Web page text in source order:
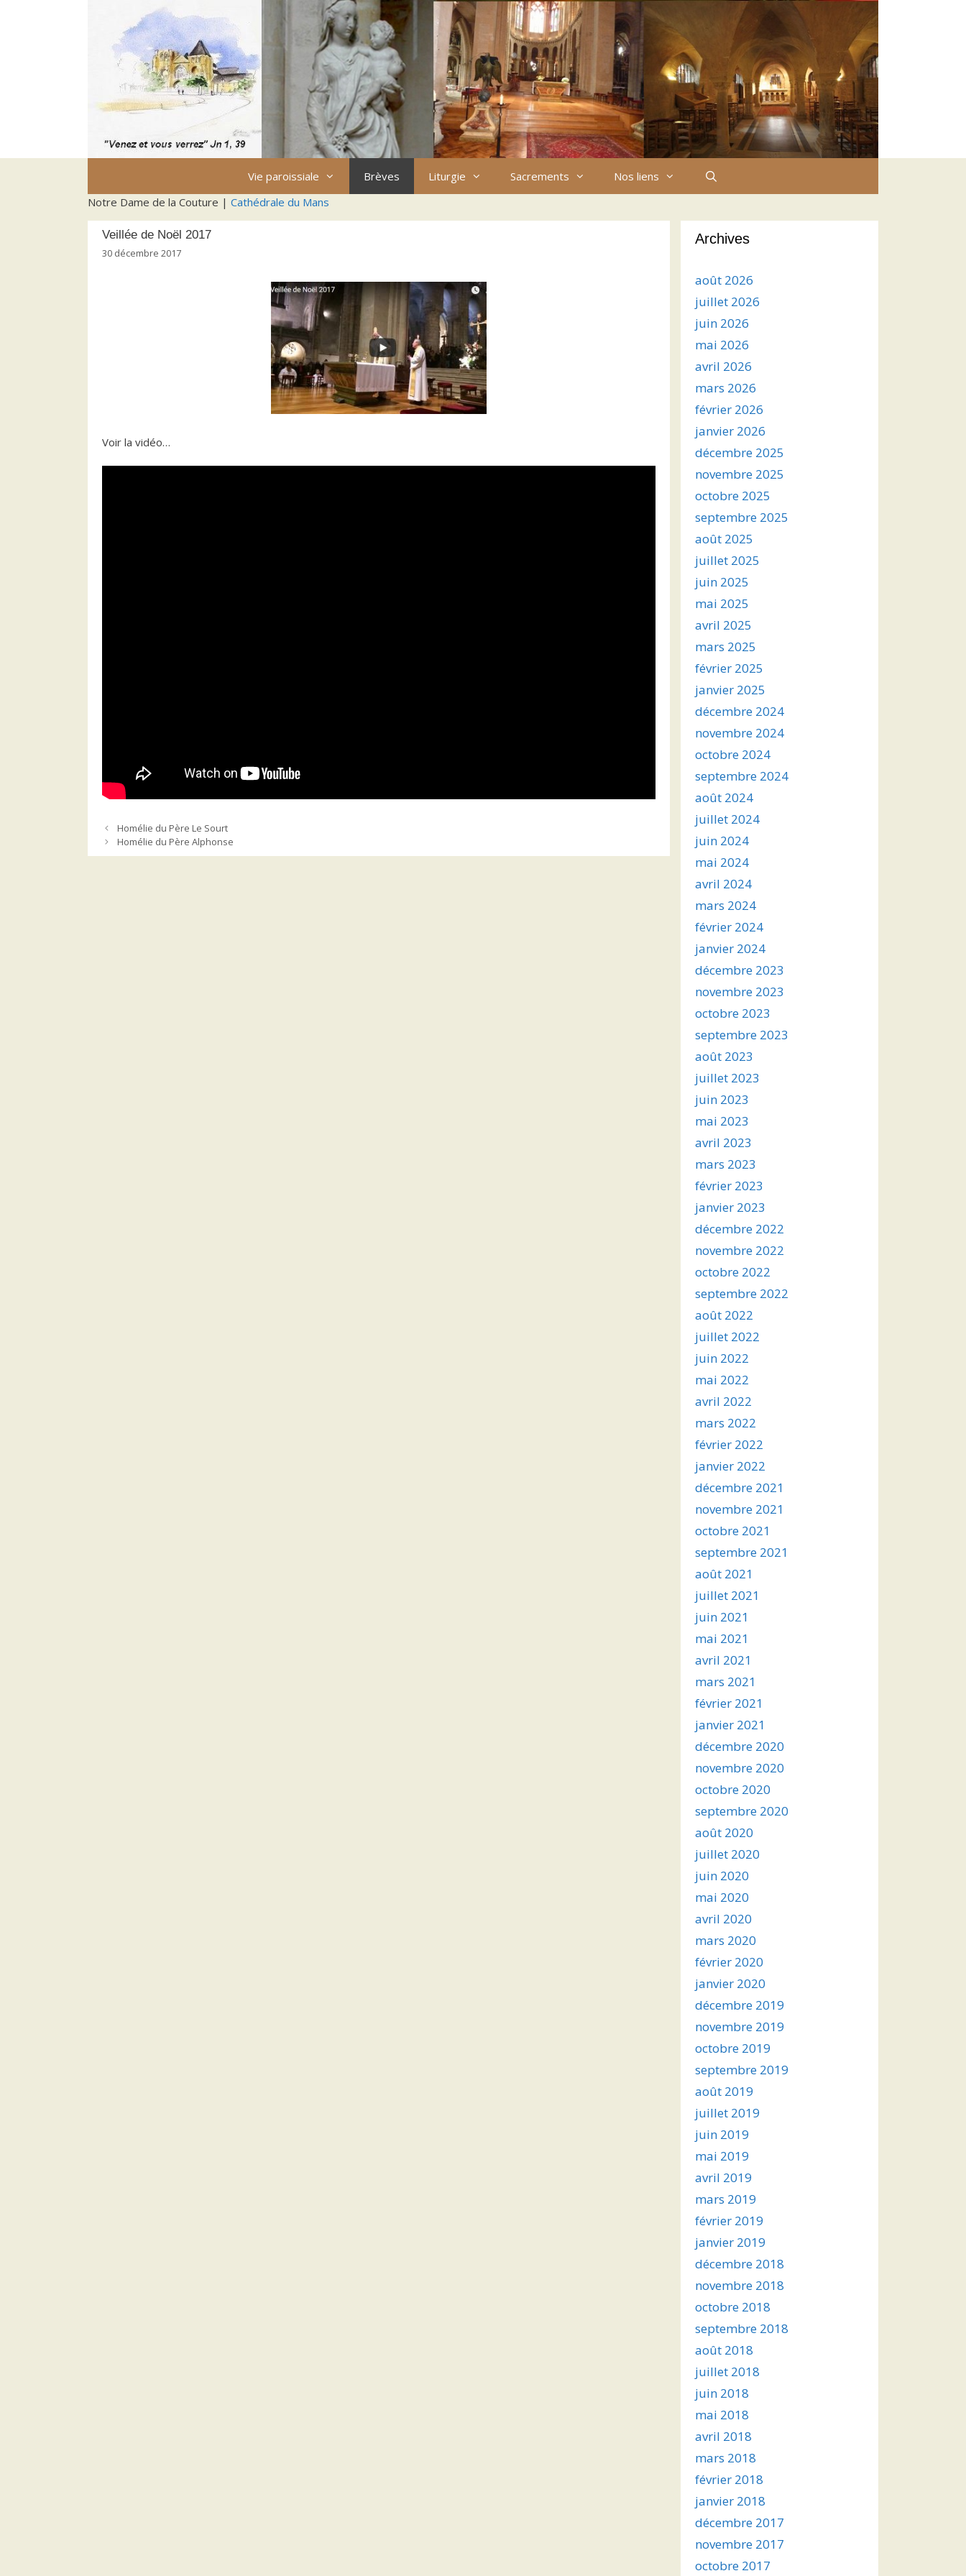
Vie paroissiale Brèves Liturgie Sacrements
Nos liens
Notre Dame de la Couture | Cathédrale du Mans
Veillée de Noël 2017
30 décembre 2017
Voir la vidéo…
Homélie du Père Le Sourt
Homélie du Père Alphonse
Archives
août 2026
juillet 2026
juin 2026
mai 2026
avril 2026
mars 2026
février 2026
janvier 2026
décembre 2025
novembre 2025
octobre 2025
septembre 2025
août 2025
juillet 2025
juin 2025
mai 2025
avril 2025
mars 2025
février 2025
janvier 2025
décembre 2024
novembre 2024
octobre 2024
septembre 2024
août 2024
juillet 2024
juin 2024
mai 2024
avril 2024
mars 2024
février 2024
janvier 2024
décembre 2023
novembre 2023
octobre 2023
septembre 2023
août 2023
juillet 2023
juin 2023
mai 2023
avril 2023
mars 2023
février 2023
janvier 2023
décembre 2022
novembre 2022
octobre 2022
septembre 2022
août 2022
juillet 2022
juin 2022
mai 2022
avril 2022
mars 2022
février 2022
janvier 2022
décembre 2021
novembre 2021
octobre 2021
septembre 2021
août 2021
juillet 2021
juin 2021
mai 2021
avril 2021
mars 2021
février 2021
janvier 2021
décembre 2020
novembre 2020
octobre 2020
septembre 2020
août 2020
juillet 2020
juin 2020
mai 2020
avril 2020
mars 2020
février 2020
janvier 2020
décembre 2019
novembre 2019
octobre 2019
septembre 2019
août 2019
juillet 2019
juin 2019
mai 2019
avril 2019
mars 2019
février 2019
janvier 2019
décembre 2018
novembre 2018
octobre 2018
septembre 2018
août 2018
juillet 2018
juin 2018
mai 2018
avril 2018
mars 2018
février 2018
janvier 2018
décembre 2017
novembre 2017
octobre 2017